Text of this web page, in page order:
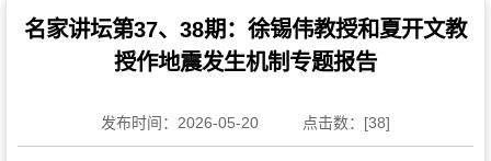
名家讲坛第37、38期：徐锡伟教授和夏开文教
授作地震发生机制专题报告
发布时间：2026-05-20 点击数：[38]